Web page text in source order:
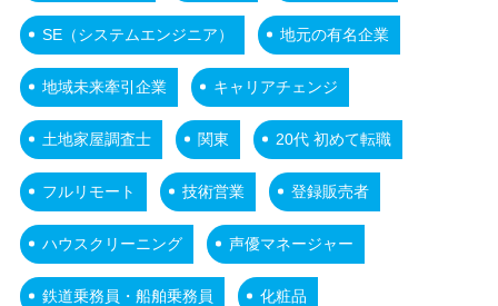
SE（システムエンジニア） 地元の有名企業
地域未来牽引企業 キャリアチェンジ
土地家屋調査士 関東 20代 初めて転職
フルリモート 技術営業 登録販売者
ハウスクリーニング 声優マネージャー
鉄道乗務員・船舶乗務員 化粧品